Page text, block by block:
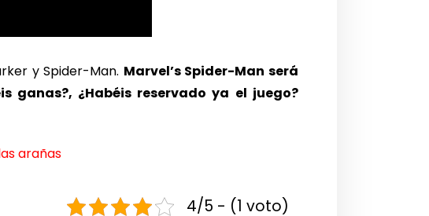
y Spider-Man. Marvel’s Spider-Man será
ganas?, ¿Habéis reservado ya el juego?
arañas
4/5 - (1 voto)